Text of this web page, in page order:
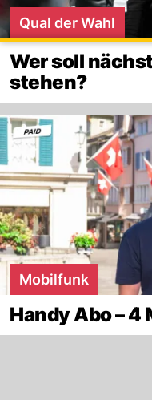
Qual der Wahl
Wer soll
stehen?
Mobilfunk
Handy Abo – 4